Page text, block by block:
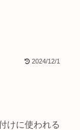
2024/12/1
けに使われる